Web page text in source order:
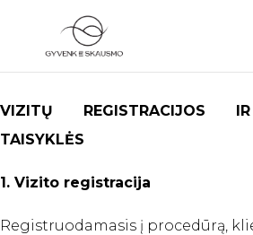
VIZITŲ REGISTRACIJOS
TAISYKLĖS
1. Vizito registracija
Registruodamasis į procedūrą,